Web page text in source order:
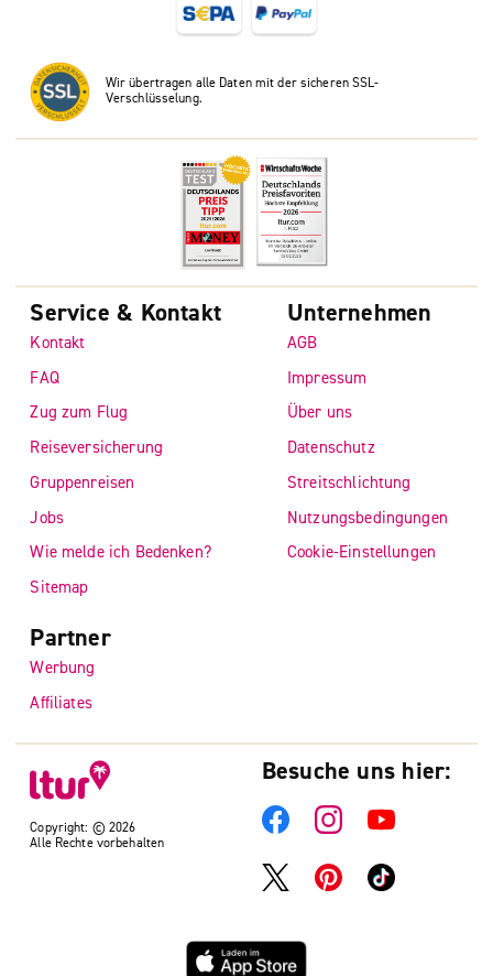
Wir übertragen alle Daten mit der sicheren SSL-
Verschlüsselung.
Copyright: © 2026
Alle Rechte vorbehalten
Service & Kontakt
Kontakt
FAQ
Zug zum Flug
Reiseversicherung
Gruppenreisen
Jobs
Wie melde ich Bedenken?
Sitemap
Unternehmen
AGB
Impressum
Über uns
Datenschutz
Streitschlichtung
Nutzungsbedingungen
Cookie-Einstellungen
Partner
Werbung
Affiliates
Besuche uns hier: